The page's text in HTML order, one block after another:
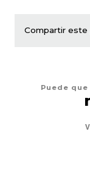
Compartir este
Puede